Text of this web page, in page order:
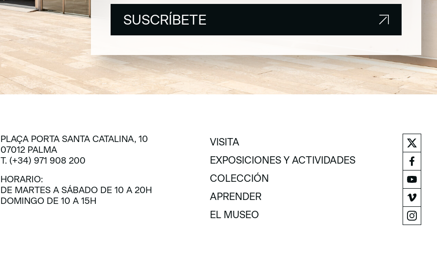
SUSCRÍBETE
PLAÇA PORTA SANTA CATALINA, 10
07012 PALMA
T. (+34) 971 908 200
HORARIO:
DE MARTES A SÁBADO DE 10 A 20H
DOMINGO DE 10 A 15H
VISITA
VISITA
EXPOSICIONES Y ACTIVIDADES
EXPOSICIONES Y ACTIVIDADES
COLECCIÓN
COLECCIÓN
APRENDER
APRENDER
EL MUSEO